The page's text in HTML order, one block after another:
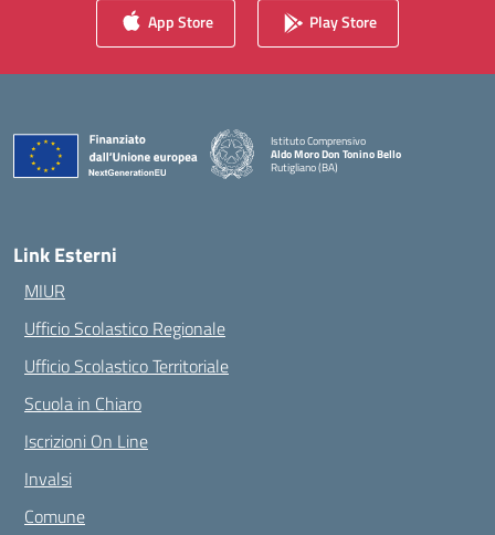
App Store Play Store
Istituto Comprensivo
Aldo Moro Don Tonino Bello
Rutigliano (BA)
— Visita la pagina iniziale della scuola
Link Esterni
MIUR
Ufficio Scolastico Regionale
Ufficio Scolastico Territoriale
Scuola in Chiaro
Iscrizioni On Line
Invalsi
Comune